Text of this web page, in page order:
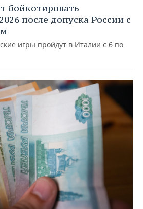
бойкотировать
после допуска России с
игры пройдут в Италии с 6 по